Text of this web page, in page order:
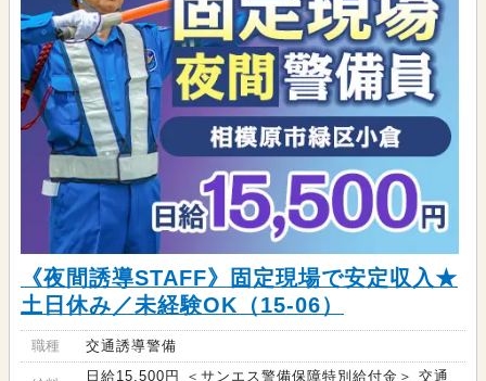
《夜間誘導STAFF》固定現場で安定収入★
土日休み／未経験OK（15-06）
職種 交通誘導警備
日給15,500円 ＜サンエス警備保障特別給付金＞ 交通